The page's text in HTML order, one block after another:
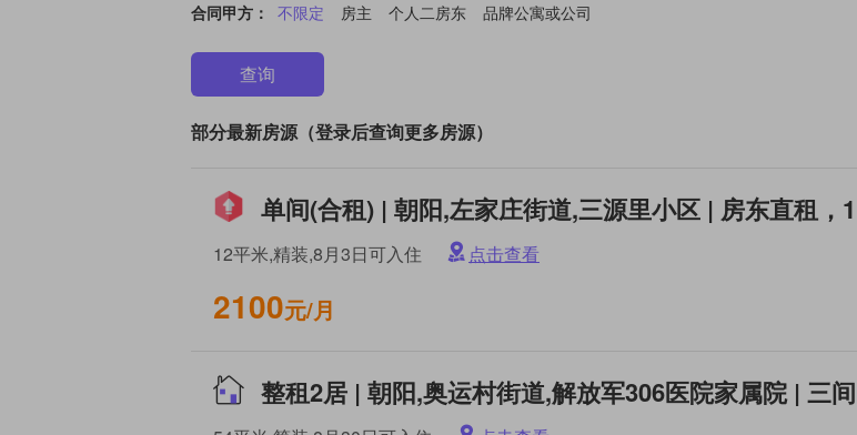
合同甲方： 不限定 房主 个人二房东 品牌公寓或公司
查询
部分最新房源（登录后查询更多房源）
12平米,精装,8月3日可入住 点击查看
2100元/月